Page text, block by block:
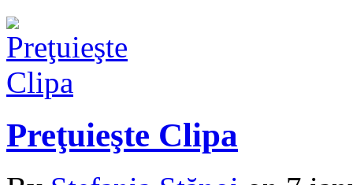
Preţuieşte Clipa